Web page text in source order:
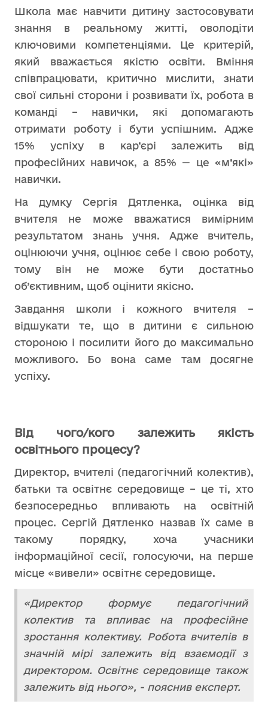
Школа має навчити дитину застосовувати
знання в реальному житті, оволодіти
ключовими компетенціями. Це критерій,
який вважається якістю освіти. Вміння
співпрацювати, критично мислити, знати
свої сильні сторони і розвивати їх, робота в
команді – навички, які допомагають
отримати роботу і бути успішним. Адже
15% успіху в кар’єрі залежить від
професійних навичок, а 85% — це «м’які»
навички.
На думку Сергія Дятленка, оцінка від
вчителя не може вважатися вимірним
результатом знань учня. Адже вчитель,
оцінюючи учня, оцінює себе і свою роботу,
тому він не може бути достатньо
об’єктивним, щоб оцінити якісно.
Завдання школи і кожного вчителя –
відшукати те, що в дитини є сильною
стороною і посилити його до максимально
можливого. Бо вона саме там досягне
успіху.
Від чого/кого залежить якість
освітнього процесу?
Директор, вчителі (педагогічний колектив),
батьки та освітнє середовище – це ті, хто
безпосередньо впливають на освітній
процес. Сергій Дятленко назвав їх саме в
такому порядку, хоча учасники
інформаційної сесії, голосуючи, на перше
місце «вивели» освітнє середовище.
«Директор формує педагогічний
колектив та впливає на професійне
зростання колективу. Робота вчителів в
значній мірі залежить від взаємодії з
директором. Освітнє середовище також
залежить від нього», - пояснив експерт.